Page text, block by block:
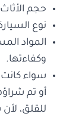
حجم
نوع
المواد
وكفاءتها.
سواء كانت
أو تم
للقلق،